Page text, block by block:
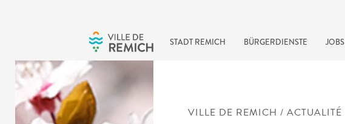
STADT REMICH BÜRGERDIENSTE JOBS
VILLE DE REMICH / ACTUALITÉ